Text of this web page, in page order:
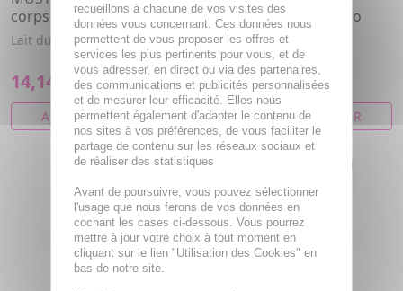
corps Peau normale 500ml
Lait du corps hydratant
14,14€ 17,68€
AJOUTER AU PANIER
Baume allaitement bio
tube 30ml
Baume allaitement bio.
15,85€
AJOUTER AU PANIER
recueillons à chacune de vos visites des
données vous concernant. Ces données nous
permettent de vous proposer les offres et
services les plus pertinents pour vous, et de
vous adresser, en direct ou via des partenaires,
des communications et publicités personnalisées
et de mesurer leur efficacité. Elles nous
permettent également d'adapter le contenu de
nos sites à vos préférences, de vous faciliter le
partage de contenu sur les réseaux sociaux et
de réaliser des statistiques
Avant de poursuivre, vous pouvez sélectionner
l'usage que nous ferons de vos données en
cochant les cases ci-dessous. Vous pourrez
mettre à jour votre choix à tout moment en
cliquant sur le lien "Utilisation des Cookies" en
bas de notre site.